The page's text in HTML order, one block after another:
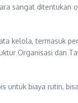
sangat ditentukan
kelola, termasuk
Organisasi dan
untuk biaya rutin,